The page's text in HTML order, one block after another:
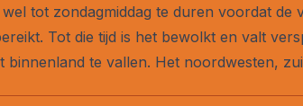
tot zondagmiddag te duren voordat
Tot die tijd is het bewolkt en valt
binnenland te vallen. Het noordwesten,